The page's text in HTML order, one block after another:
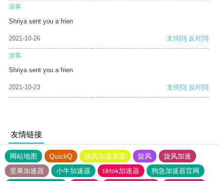
游客
Shriya sent you a frien
2021-10-26 支持[0] 反对[0]
游客
Shriya sent you a frien
2021-10-23 支持[0] 反对[0]
友情链接
网站地图 QuickQ 旋风加速度器 旋风
旋风加速
坚果加速器
小牛加速器 tiktok加速器
狗急加速器官网